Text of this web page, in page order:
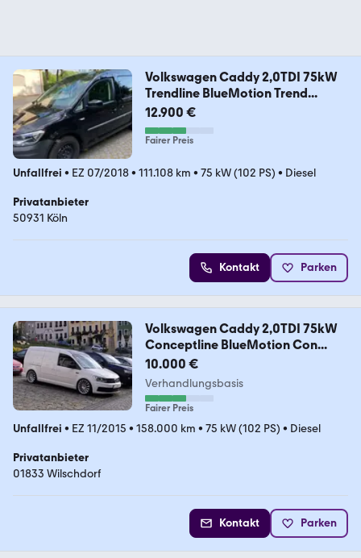
Volkswagen Caddy 2,0TDI 75kW
Trendline BlueMotion Trend...
12.900 €
Fairer Preis
Unfallfrei • EZ 07/2018• 111.108 km • 75 kW (102 PS) • Diesel
Privatanbieter
50931 Köln
Kontakt Parken
Volkswagen Caddy 2,0TDI 75kW
Conceptline BlueMotion Con...
10.000 €
Verhandlungsbasis
Fairer Preis
Unfallfrei • EZ 11/2015 • 158.000 km • 75 kW (102 PS) • Diesel
Privatanbieter
01833 Wilschdorf
Kontakt Parken